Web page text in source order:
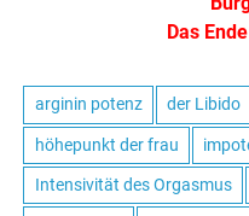
Das
arginin potenz der Libido
höhepunkt der frau
Intensivität des Orgasmus